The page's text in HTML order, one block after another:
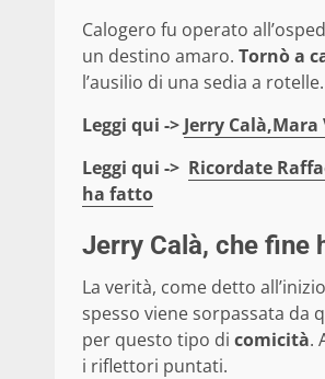
Calogero fu operato
un destino amaro. Tornò a
l’ausilio di una sedia a
Leggi qui -> Jerry
Leggi qui -> Ricordate
ha fatto
Jerry Calà, che fine
La verità, come detto
spesso viene sorpassata da
per questo tipo di comicità.
i riflettori puntati.